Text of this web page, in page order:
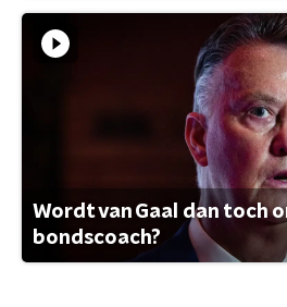
Wordt van Gaal dan toch
bondscoach?